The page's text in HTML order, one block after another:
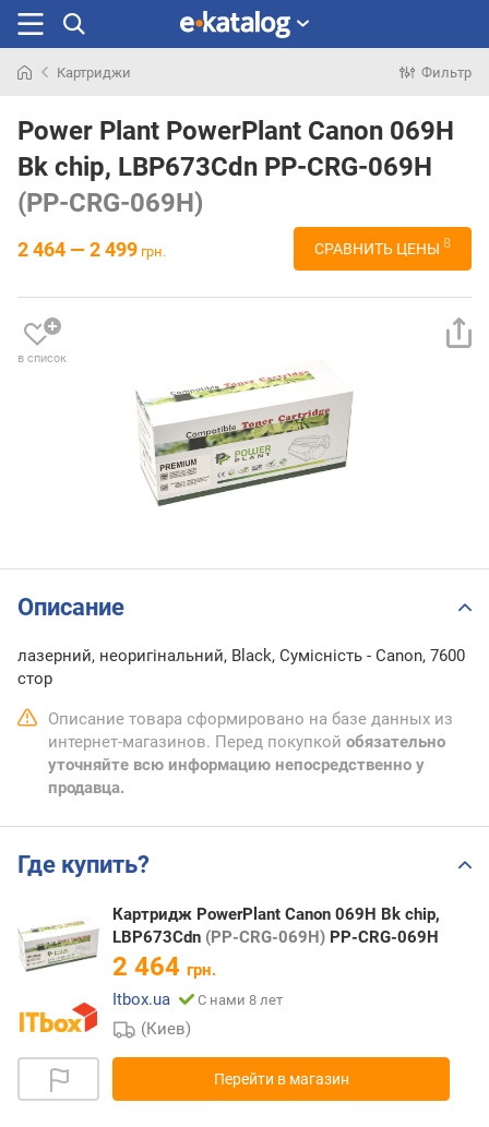
раньше
Картриджи Фильтр
Power Plant PowerPlant Canon 069H
Bk chip, LBP673Cdn PP-CRG-069H
(PP-CRG-069H)
2 464 — 2 499 грн. СРАВНИТЬ ЦЕНЫ 8
в список
Описание
лазерний, неоригінальний, Black, Сумісність - Canon, 7600
стор
Описание товара сформировано на базе данных из
интернет-магазинов. Перед покупкой обязательно
уточняйте всю информацию непосредственно у
продавца.
Где купить?
Картридж PowerPlant Canon 069H Bk chip,
LBP673Cdn (PP-CRG-069H) PP-CRG-069H
2 464 грн.
Itbox.ua
С нами 8 лет
(Киев)
Перейти в магазин